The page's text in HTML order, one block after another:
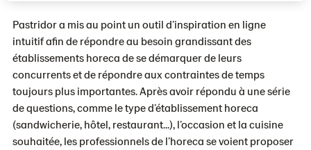
Pastridor a mis au point un outil d’inspiration en ligne
intuitif afin de répondre au besoin grandissant des
établissements horeca de se démarquer de leurs
concurrents et de répondre aux contraintes de temps
toujours plus importantes. Après avoir répondu à une série
de questions, comme le type d’établissement horeca
(sandwicherie, hôtel, restaurant...), l’occasion et la cuisine
souhaitée, les professionnels de l’horeca se voient proposer